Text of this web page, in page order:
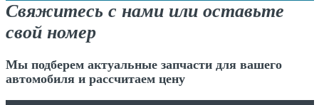
Свяжитесь с нами или оставьте
свой номер
Мы подберем актуальные запчасти для вашего
автомобиля и рассчитаем цену